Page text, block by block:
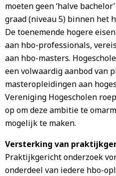
moeten geen ‘halve
graad (niveau 5) binnen het
De toenemende hogere
aan hbo-professionals,
aan hbo-masters.
een volwaardig aanbod van
masteropleidingen aan
Vereniging Hogescholen
op om deze ambitie te
mogelijk te maken.
Versterking van
Praktijkgericht onderzoek
onderdeel van iedere hbo-